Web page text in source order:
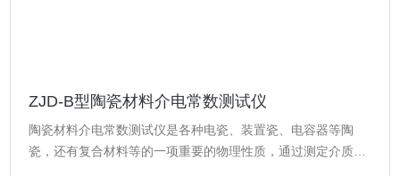
ZJD-B型陶瓷材料介电常数测试仪
陶瓷材料介电常数测试仪是各种电瓷、装置瓷、电容器等陶
瓷，还有复合材料等的一项重要的物理性质，通过测定介质损